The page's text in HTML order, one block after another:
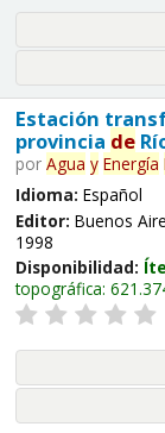
Estación
provincia de
por Agua y Energía
Idioma: Español
Editor: Buenos
1998
Disponibilidad:
topográfica: